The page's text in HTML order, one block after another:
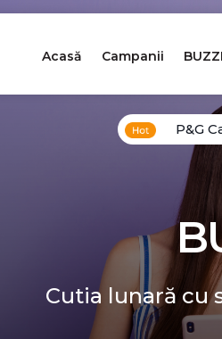
Acasă Campanii
P&G
Cutia lunară cu